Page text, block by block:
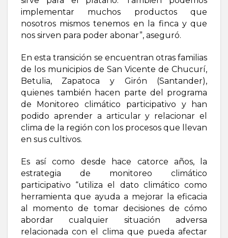
implementar muchos productos que
nosotros mismos tenemos en la finca y que
nos sirven para poder abonar”, aseguró.
En esta transición se encuentran otras familias
de los municipios de San Vicente de Chucurí,
Betulia, Zapatoca y Girón (Santander),
quienes también hacen parte del programa
de Monitoreo climático participativo y han
podido aprender a articular y relacionar el
clima de la región con los procesos que llevan
en sus cultivos.
Es así como desde hace catorce años, la
estrategia de monitoreo climático
participativo “utiliza el dato climático como
herramienta que ayuda a mejorar la eficacia
al momento de tomar decisiones de cómo
abordar cualquier situación adversa
relacionada con el clima que pueda afectar